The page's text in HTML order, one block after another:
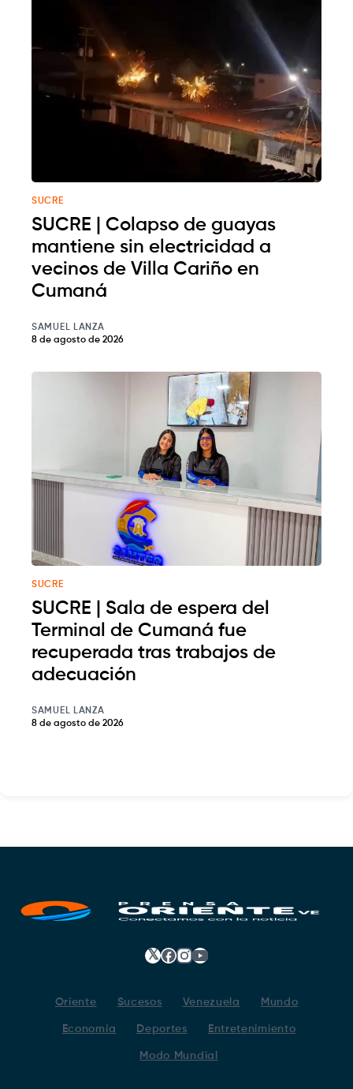
SUCRE
SUCRE | Colapso de guayas
mantiene sin electricidad a
vecinos de Villa Cariño en
Cumaná
SAMUEL LANZA
8 de agosto de 2026
SUCRE
SUCRE | Sala de espera del
Terminal de Cumaná fue
recuperada tras trabajos de
adecuación
SAMUEL LANZA
8 de agosto de 2026
𝕏 Facebook
Instagram
YouTube
Oriente Sucesos Venezuela Mundo
Economía Deportes Entretenimiento
Modo Mundial